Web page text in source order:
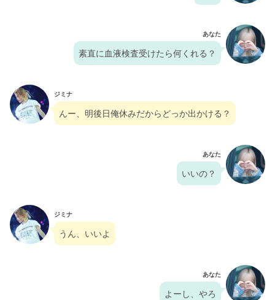
あなた
素直に血液検査受けたら何くれる？
ジミナ
んー、明後日俺休みだからどっか出かける？
あなた
いいの？
ジミナ
うん、いいよ
あなた
よーし、やろ